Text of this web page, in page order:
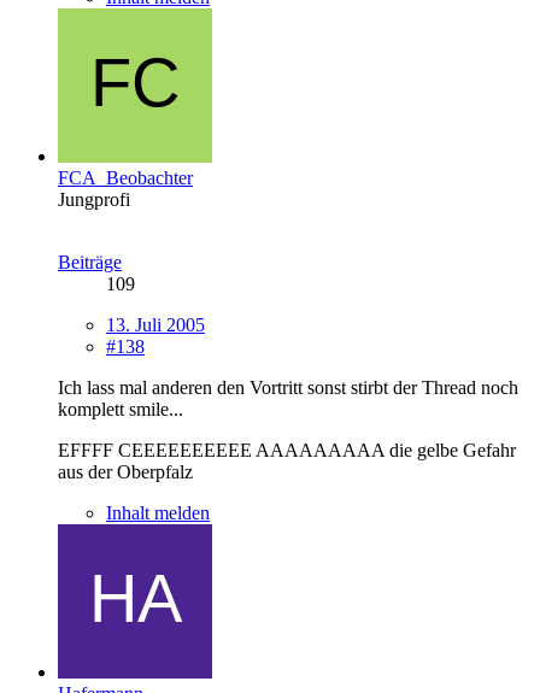
FCA_Beobachter
Jungprofi
Beiträge
109
13. Juli 2005
#138
Ich lass mal anderen den Vortritt sonst stirbt der Thread noch
komplett smile...
EFFFF CEEEEEEEEEE AAAAAAAAA die gelbe Gefahr
aus der Oberpfalz
Inhalt melden